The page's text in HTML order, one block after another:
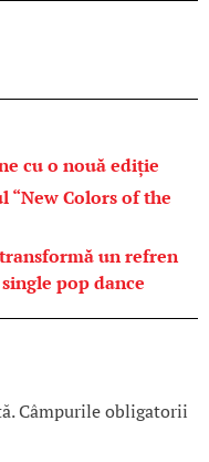
cu o nouă ediție
“New Colors of the
transformă un refren
pop dance
Câmpurile obligatorii